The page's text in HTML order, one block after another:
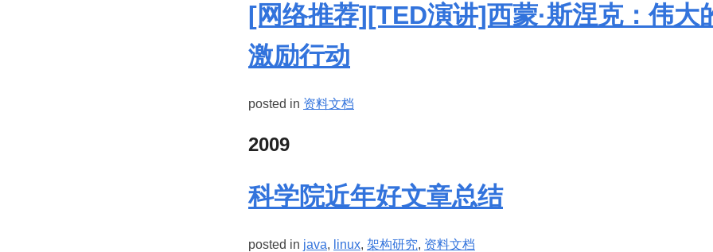
[网络推荐][TED演讲]西蒙·斯涅克：伟大
激励行动
posted in 资料文档
2009
科学院近年好文章总结
posted in java, linux, 架构研究, 资料文档